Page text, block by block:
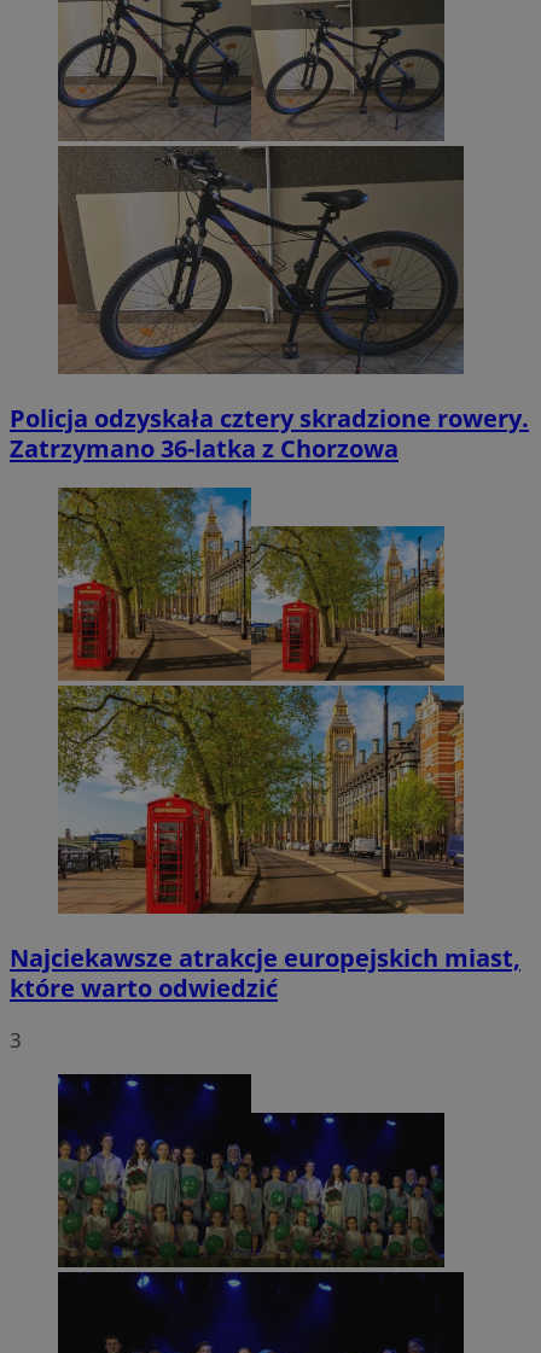
Policja odzyskała cztery skradzione rowery.
Zatrzymano 36-latka z Chorzowa
Najciekawsze atrakcje europejskich miast,
które warto odwiedzić
3